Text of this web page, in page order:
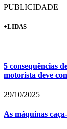
PUBLICIDADE
+LIDAS
5 consequências
motorista deve
29/10/2025
As máquinas